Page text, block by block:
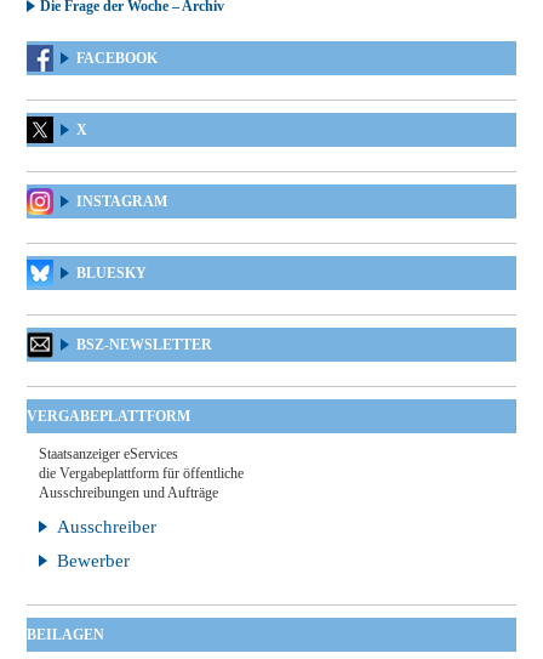
Die Frage der Woche – Archiv
FACEBOOK
X
INSTAGRAM
BLUESKY
BSZ-NEWSLETTER
VERGABEPLATTFORM
Staatsanzeiger eServices
die Vergabeplattform für öffentliche
Ausschreibungen und Aufträge
Ausschreiber
Bewerber
BEILAGEN